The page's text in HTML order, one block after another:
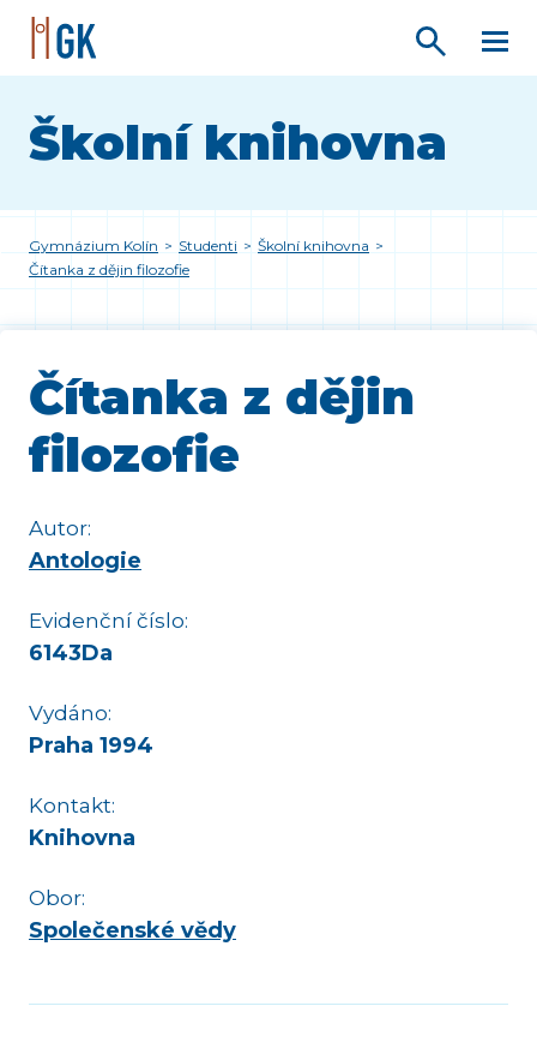
Školní knihovna
Gymnázium Kolín > Studenti > Školní knihovna >
Čítanka z dějin filozofie
Čítanka z dějin
filozofie
Autor:
Antologie
Evidenční číslo:
6143Da
Vydáno:
Praha 1994
Kontakt:
Knihovna
Obor:
Společenské vědy